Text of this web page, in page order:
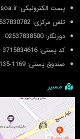
پست الکترونیکی: info@isoa.ir
تلفن مرکزی: 02537830782
دورنگار: 02537838500
کد پستی: 3715834616
صندوق پستی: 1169-37135
مسیر